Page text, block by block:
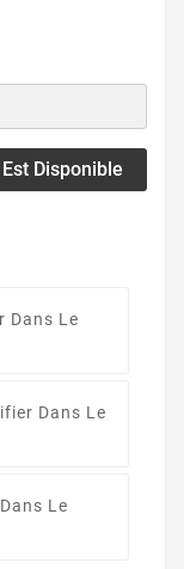
Disponible
Dans Le
Dans Le
Le